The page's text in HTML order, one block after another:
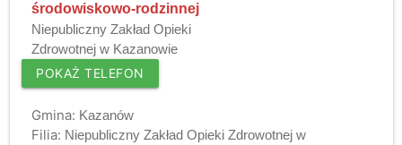
środowiskowo-rodzinnej
Niepubliczny Zakład Opieki
Zdrowotnej w Kazanowie
POKAŻ TELEFON
Gmina: Kazanów
Filia: Niepubliczny Zakład Opieki Zdrowotnej w